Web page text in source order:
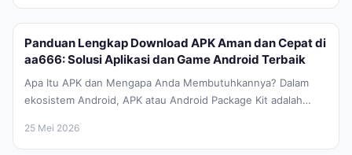
Panduan Lengkap Download APK Aman dan Cepat di
aa666: Solusi Aplikasi dan Game Android Terbaik
Apa Itu APK dan Mengapa Anda Membutuhkannya? Dalam
ekosistem Android, APK atau Android Package Kit adalah
25 Mei 2026